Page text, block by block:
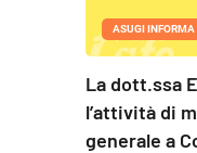
ASUGI INFORMA
La dott.ssa
l’attività di
generale a